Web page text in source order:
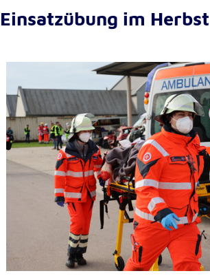
Einsatzübung im
Zweck:
Einbinden von interaktiven Google